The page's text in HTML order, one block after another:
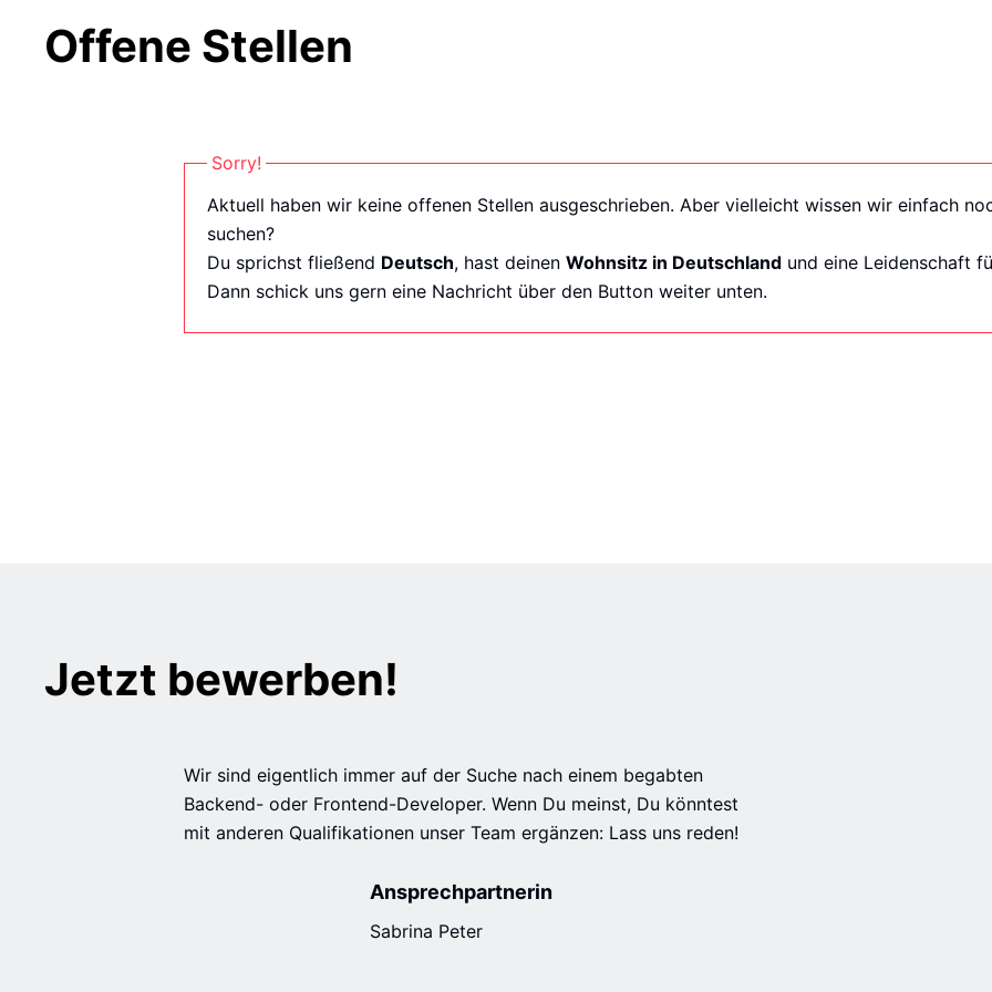
Offene Stellen
Sorry!
Aktuell haben wir keine offenen Stellen ausgeschrieben. Aber vielleicht wissen wir einfach
suchen?
Du sprichst fließend Deutsch, hast deinenWohnsitz in Deutschland und eine Leidenschaft
Dann schick uns gern eine Nachricht über den Button weiter unten.
Jetzt bewerben!
Wir sind eigentlich immer auf der Suche nach einem begabten
Backend- oder Frontend-Developer. Wenn Du meinst, Du könntest
mit anderen Qualifikationen unser Team ergänzen: Lass uns reden!
Ansprechpartnerin
Sabrina Peter